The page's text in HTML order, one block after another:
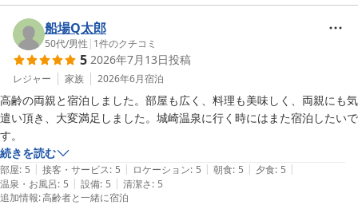
「夕食が美味しかった」「お子様にも優しい接客」とのお言葉を頂
戴し、大変嬉しく拝読いたしました。お子様を含めご家族皆様に安
心してお過ごしいただけたこと、そしてお食事にもご満足いただけ
たことは、スタッフ一同にとって何よりの励みです。
これからも小さなお子様から大人の方まで、皆様に心地よくお過ご
しいただける宿を目指し、美味しいお料理と心を込めたおもてなし
に努めてまいります。
またご家族皆様にお会いできます日を、心よりお待ちしておりま
城崎温泉 湯楽 Ｙｕｒａｋｕ Ｋｉｎｏｓａｋｉ Ｓｐａ＆Ｇａ
ｒｄｅｎｓ
船場Q太郎
50代/男性 | 1件のクチコミ
5 2026年7月13日投稿
レジャー 家族 2026年6月宿泊
高齢の両親と宿泊しました。部屋も広く、料理も美味しく、両親にも気
遣い頂き、大変満足しました。城崎温泉に行く時にはまた宿泊したいで
す。
続きを読む
部屋: 5 | 接客・サービス: 5 | ロケーション: 5 | 朝食: 5 | 夕食: 5 |
温泉・お風呂: 5 | 設備: 5 | 清潔さ: 5
追加情報:高齢者と一緒に宿泊